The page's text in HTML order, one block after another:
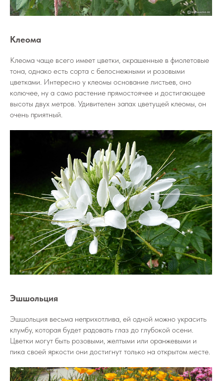
Клеома
Клеома чаще всего имеет цветки, окрашенные в фиолетовые
тона, однако есть сорта с белоснежными и розовыми
цветками. Интересно у клеомы основание листьев, оно
колючее, ну а само растение прямостоячее и достигающее
высоты двух метров. Удивителен запах цветущей клеомы, он
очень приятный.
Эшшольция
Эшшольция весьма неприхотлива, ей одной можно украсить
клумбу, которая будет радовать глаз до глубокой осени.
Цветки могут быть розовыми, желтыми или оранжевыми и
пика своей яркости они достигнут только на открытом месте.